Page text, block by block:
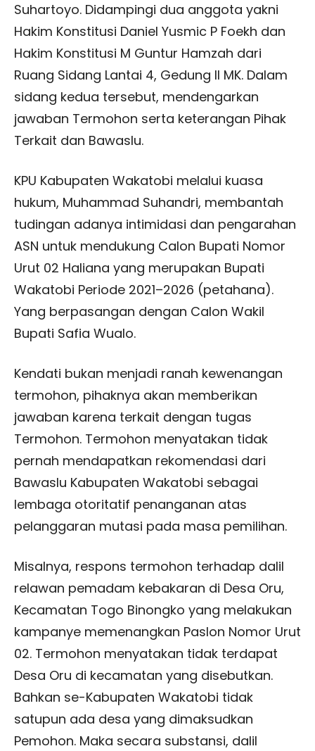
Suhartoyo. Didampingi dua anggota yakni
Hakim Konstitusi Daniel Yusmic P Foekh dan
Hakim Konstitusi M Guntur Hamzah dari
Ruang Sidang Lantai 4, Gedung II MK. Dalam
sidang kedua tersebut, mendengarkan
jawaban Termohon serta keterangan Pihak
Terkait dan Bawaslu.
KPU Kabupaten Wakatobi melalui kuasa
hukum, Muhammad Suhandri, membantah
tudingan adanya intimidasi dan pengarahan
ASN untuk mendukung Calon Bupati Nomor
Urut 02 Haliana yang merupakan Bupati
Wakatobi Periode 2021–2026 (petahana).
Yang berpasangan dengan Calon Wakil
Bupati Safia Wualo.
Kendati bukan menjadi ranah kewenangan
termohon, pihaknya akan memberikan
jawaban karena terkait dengan tugas
Termohon. Termohon menyatakan tidak
pernah mendapatkan rekomendasi dari
Bawaslu Kabupaten Wakatobi sebagai
lembaga otoritatif penanganan atas
pelanggaran mutasi pada masa pemilihan.
Misalnya, respons termohon terhadap dalil
relawan pemadam kebakaran di Desa Oru,
Kecamatan Togo Binongko yang melakukan
kampanye memenangkan Paslon Nomor Urut
02. Termohon menyatakan tidak terdapat
Desa Oru di kecamatan yang disebutkan.
Bahkan se-Kabupaten Wakatobi tidak
satupun ada desa yang dimaksudkan
Pemohon. Maka secara substansi, dalil